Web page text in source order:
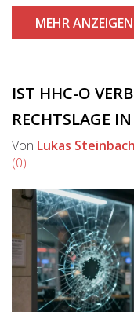
MEHR ANZEIGEN
IST HHC-O
RECHTSLAGE
Von Lukas
(0)